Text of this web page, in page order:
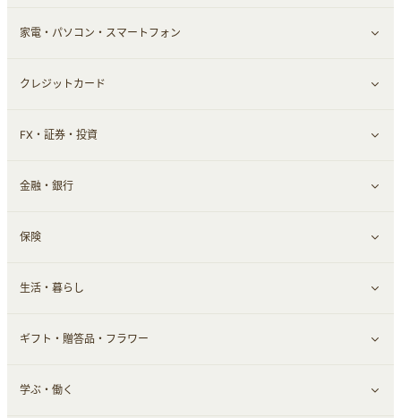
食材宅配
ウォーターサーバー
エステ・サロン
メンズ美容
スポーツ・フィットネス
日用品・薬局・からだ
すべて見る
ネット買取
家電・パソコン・スマートフォン
すべて見る
家電・パソコン・ソフトウェア
通信・レンタルサーバー
スマホ・携帯電話・SIM
定額制有料コンテンツ
クレジットカード
すべて見る
クレジットカード
FX・証券・投資
すべて見る
証券
仮想通貨
その他投資
金融・銀行
銀行・ネット銀行
キャッシング・ローン
その他金融
保険
すべて見る
保険相談・面談
生活・暮らし
すべて見る
住まい・暮らし
ギフト・贈答品・フラワー
すべて見る
学ぶ・働く